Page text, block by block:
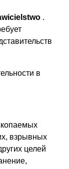
.
в
взрывных
целей